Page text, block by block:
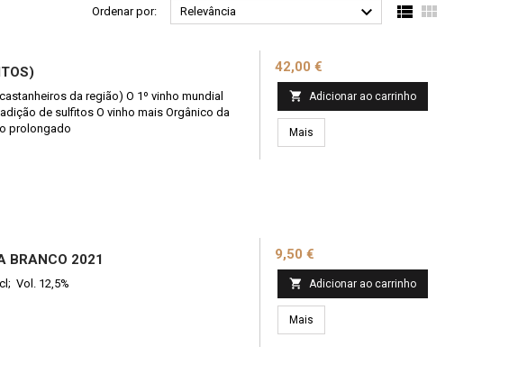
Ordenar por: Relevância   
da região) O 1º vinho mundial
de sulfitos O vinho mais Orgânico da
prolongado
Preço
42,00 €
 Adicionar ao carrinho
Mais
BRANCO 2021
Vol. 12,5%
Preço
9,50 €
 Adicionar ao carrinho
Mais